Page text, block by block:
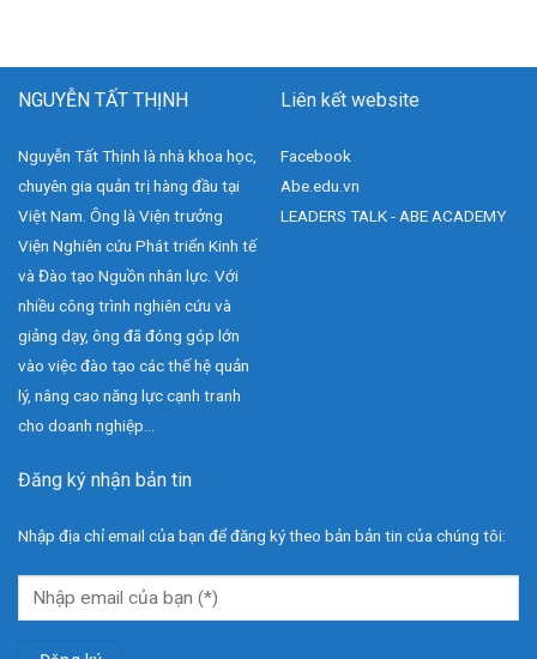
NGUYỄN TẤT THỊNH
Nguyễn Tất Thịnh là nhà khoa học,
chuyên gia quản trị hàng đầu tại
Việt Nam. Ông là Viện trưởng
Viện Nghiên cứu Phát triển Kinh tế
và Đào tạo Nguồn nhân lực. Với
nhiều công trình nghiên cứu và
giảng dạy, ông đã đóng góp lớn
vào việc đào tạo các thế hệ quản
lý, nâng cao năng lực cạnh tranh
cho doanh nghiệp...
Liên kết website
Facebook
Abe.edu.vn
LEADERS TALK - ABE ACADEMY
Đăng ký nhận bản tin
Nhập địa chỉ email của bạn để đăng ký theo bản bản tin của chúng tôi: